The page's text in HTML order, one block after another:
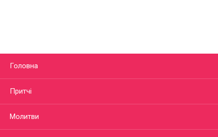
Головна
Притчі
Молитви